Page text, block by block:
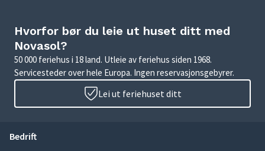
Hvorfor bør du leie ut huset ditt med
Novasol?
50 000 feriehus i 18 land. Utleie av feriehus siden 1968.
Servicesteder over hele Europa. Ingen reservasjonsgebyrer.
Lei ut feriehuset ditt
Bedrift